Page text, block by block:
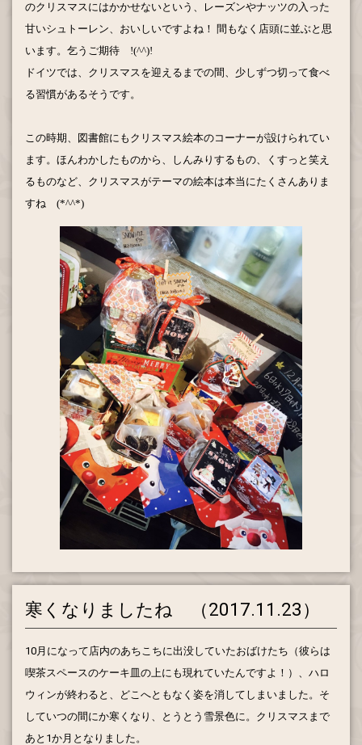
のクリスマスにはかかせないという、
レーズンやナッツの入った
甘いシュトーレン、おいしいですよね！ 間もなく店頭に並ぶと思
います。乞うご期待 !(^^)!
ドイツでは、クリスマスを迎えるまでの間、少しずつ切って食べ
る習慣があるそうです。
この時期、図書館にもクリスマス絵本のコーナーが設けられてい
ます。ほんわかしたものから、しんみりするもの、くすっと笑え
るものなど、クリスマスがテーマの絵本は本当にたくさんありま
すね (*^^*)
寒くなりましたね （2017.11.23）
10月になって店内のあちこちに出没していたおばけたち（彼らは
喫茶スペースのケーキ皿の上にも現れていたんですよ！）、ハロ
ウィンが終わると、どこへともなく姿を消してしまいました。そ
していつの間にか寒くなり、とうとう雪景色に。クリスマスまで
あと1か月となりました。